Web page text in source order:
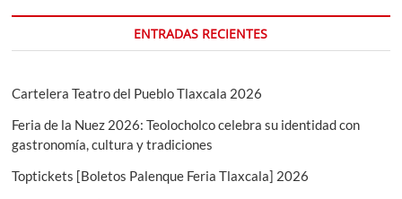
ENTRADAS RECIENTES
Cartelera Teatro del Pueblo Tlaxcala 2026
Feria de la Nuez 2026: Teolocholco celebra su identidad con
gastronomía, cultura y tradiciones
Toptickets [Boletos Palenque Feria Tlaxcala] 2026